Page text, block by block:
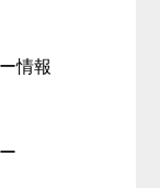
情報